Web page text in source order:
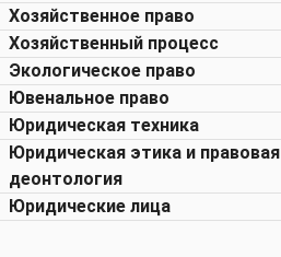
Хозяйственное право
Хозяйственный процесс
Экологическое право
Ювенальное право
Юридическая техника
Юридическая этика и правовая
деонтология
Юридические лица